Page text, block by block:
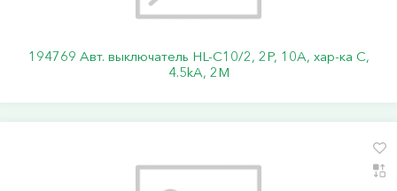
194769 Авт. выключатель HL-C10/2, 2P, 10A, хар-ка C,
4.5kA, 2M